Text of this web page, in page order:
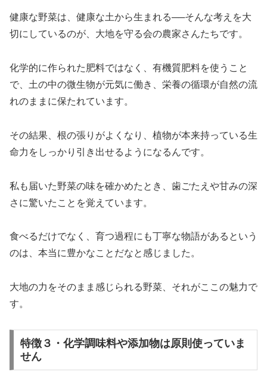
健康な野菜は、健康な土から生まれる──そんな考えを大
切にしているのが、大地を守る会の農家さんたちです。
化学的に作られた肥料ではなく、有機質肥料を使うこと
で、土の中の微生物が元気に働き、栄養の循環が自然の流
れのままに保たれています。
その結果、根の張りがよくなり、植物が本来持っている生
命力をしっかり引き出せるようになるんです。
私も届いた野菜の味を確かめたとき、歯ごたえや甘みの深
さに驚いたことを覚えています。
食べるだけでなく、育つ過程にも丁寧な物語があるという
のは、本当に豊かなことだなと感じました。
大地の力をそのまま感じられる野菜、それがここの魅力で
す。
特徴３・化学調味料や添加物は原則使っていま
せん